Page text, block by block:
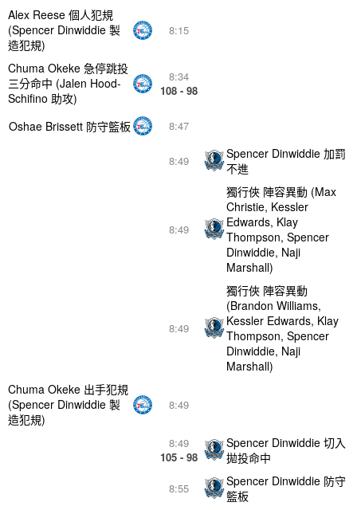
8:55
Spencer Dinwiddie 防守
籃板
8:49
105 - 98
Spencer Dinwiddie 切入
拋投命中
8:49
Chuma Okeke 出手犯規
(Spencer Dinwiddie 製
造犯規)
8:49
獨行俠 陣容異動
(Brandon Williams,
Kessler Edwards, Klay
Thompson, Spencer
Dinwiddie, Naji
Marshall)
8:49
獨行俠 陣容異動 (Max
Christie, Kessler
Edwards, Klay
Thompson, Spencer
Dinwiddie, Naji
Marshall)
8:49
Spencer Dinwiddie 加罰
不進
8:47
Oshae Brissett 防守籃板
8:34
108 - 98
Chuma Okeke 急停跳投
三分命中 (Jalen Hood-
Schifino 助攻)
8:15
Alex Reese 個人犯規
(Spencer Dinwiddie 製
造犯規)